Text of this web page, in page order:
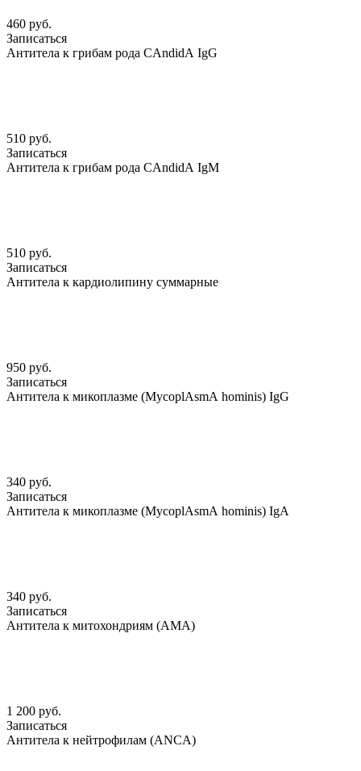
460 руб.
Записаться
Антитела к грибам рода CАndidА IgG
510 руб.
Записаться
Антитела к грибам рода CАndidА IgМ
510 руб.
Записаться
Антитела к кардиолипину суммарные
950 руб.
Записаться
Антитела к микоплазме (MycoplАsmА hominis) IgG
340 руб.
Записаться
Антитела к микоплазме (MycoplАsmА hominis) IgА
340 руб.
Записаться
Антитела к митохондриям (АМА)
1 200 руб.
Записаться
Антитела к нейтрофилам (АNCА)